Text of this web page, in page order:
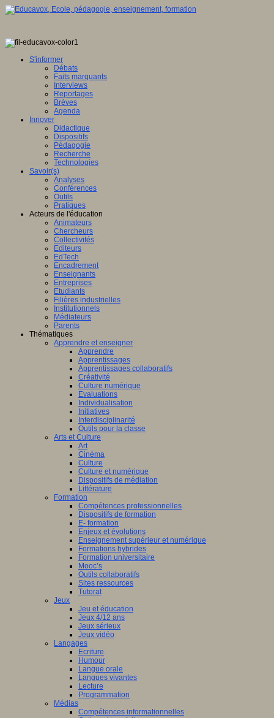
S'informer
Débats
Faits marquants
Interviews
Reportages
Brèves
Agenda
Innover
Didactique
Dispositifs
Pédagogie
Recherche
Technologies
Savoir(s)
Analyses
Conférences
Outils
Pratiques
Acteurs de l'éducation
Animateurs
Chercheurs
Collectivités
Editeurs
EdTech
Encadrement
Enseignants
Entreprises
Etudiants
Filières industrielles
Institutionnels
Médiateurs
Parents
Thématiques
Apprendre et enseigner
Apprendre
Apprentissages
Apprentissages collaboratifs
Créativité
Culture numérique
Evaluations
Individualisation
Initiatives
Interdisciplinarité
Outils pour la classe
Arts et Culture
Art
Cinéma
Culture
Culture et numérique
Dispositifs de médiation
Littérature
Formation
Compétences professionnelles
Dispositifs de formation
E- formation
Enjeux et évolutions
Enseignement supérieur et numérique
Formations hybrides
Formation universitaire
Mooc’s
Outils collaboratifs
Sites ressources
Tutorat
Jeux
Jeu et éducation
Jeux 4/12 ans
Jeux sérieux
Jeux vidéo
Langages
Ecriture
Humour
Langue orale
Langues vivantes
Lecture
Programmation
Médias
Compétences informationnelles